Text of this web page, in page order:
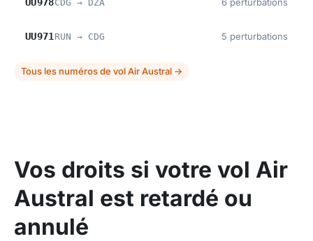
UU978CDG → DZA 6 perturbations
UU971RUN → CDG 5 perturbations
Tous les numéros de vol Air Austral →
Vos droits si votre vol Air
Austral est retardé ou
annulé